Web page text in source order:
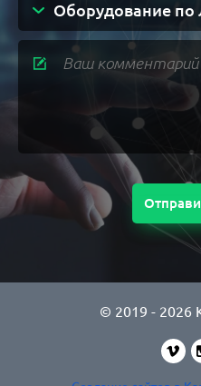
Оборудование по
© 2019 - 2026